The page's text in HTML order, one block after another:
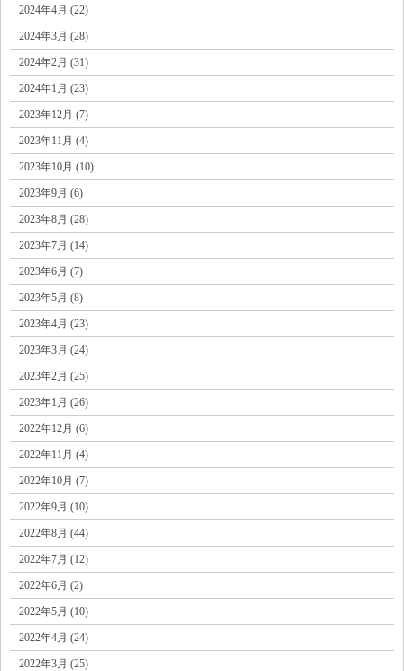
2024年4月 (22)
2024年3月 (28)
2024年2月 (31)
2024年1月 (23)
2023年12月 (7)
2023年11月 (4)
2023年10月 (10)
2023年9月 (6)
2023年8月 (28)
2023年7月 (14)
2023年6月 (7)
2023年5月 (8)
2023年4月 (23)
2023年3月 (24)
2023年2月 (25)
2023年1月 (26)
2022年12月 (6)
2022年11月 (4)
2022年10月 (7)
2022年9月 (10)
2022年8月 (44)
2022年7月 (12)
2022年6月 (2)
2022年5月 (10)
2022年4月 (24)
2022年3月 (25)